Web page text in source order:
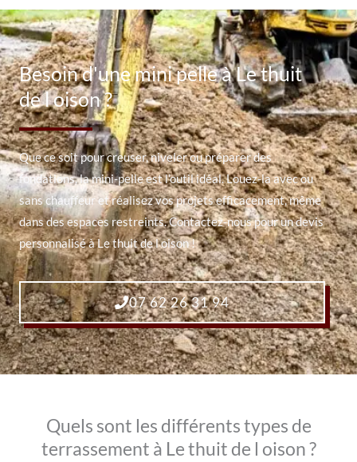
Besoin d'une mini pelle à Le thuit
de l oison ?
Que ce soit pour creuser, niveler ou préparer des
fondations, la mini-pelle est l’outil idéal. Louez-la avec ou
sans chauffeur et réalisez vos projets efficacement, même
dans des espaces restreints. Contactez-nous pour un devis
personnalisé à Le thuit de l oison !
07 62 26 31 94
Quels sont les différents types de
terrassement à Le thuit de l oison ?